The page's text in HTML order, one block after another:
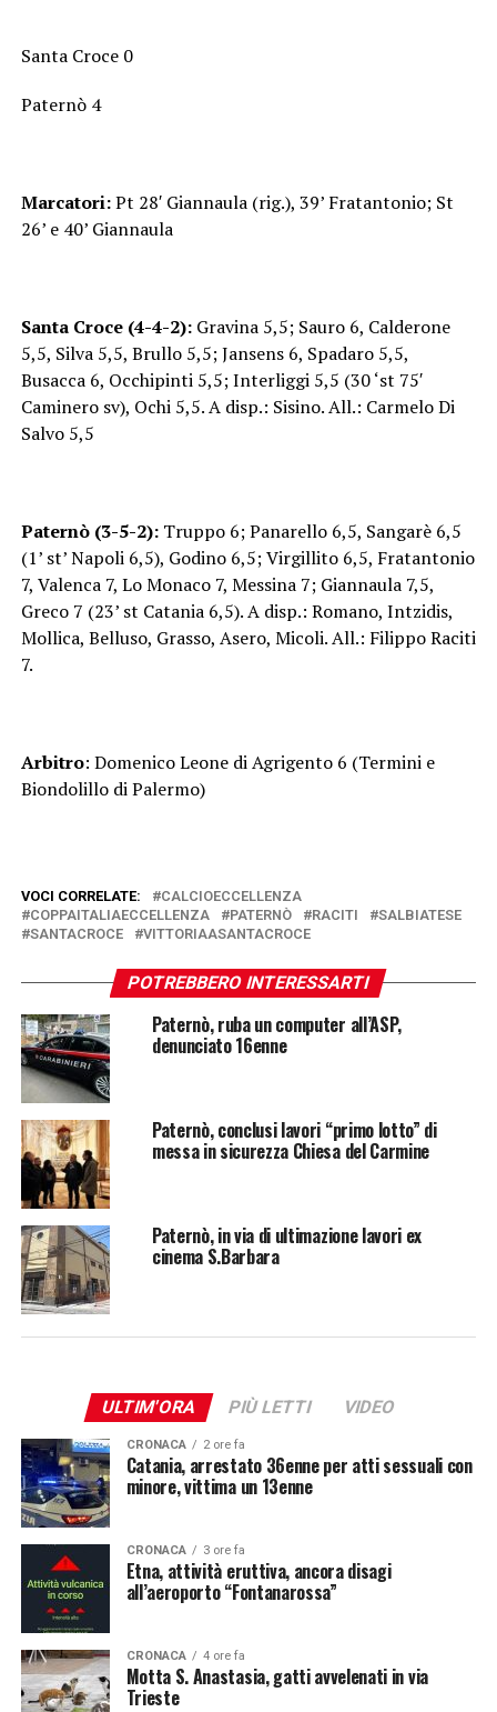
Santa Croce 0
Paternò 4
Marcatori:Pt 28′ Giannaula (rig.), 39’ Fratantonio; St
26’ e 40’ Giannaula
Santa Croce (4-4-2):Gravina 5,5; Sauro 6, Calderone
5,5, Silva 5,5, Brullo 5,5; Jansens 6, Spadaro 5,5,
Busacca 6, Occhipinti 5,5; Interliggi 5,5 (30 ‘st 75′
Caminero sv), Ochi 5,5. A disp.: Sisino. All.: Carmelo Di
Salvo 5,5
Paternò (3-5-2):Truppo 6; Panarello 6,5, Sangarè 6,5
(1’ st’ Napoli 6,5), Godino 6,5; Virgillito 6,5, Fratantonio
7, Valenca 7, Lo Monaco 7, Messina 7; Giannaula 7,5,
Greco 7 (23’ st Catania 6,5). A disp.: Romano, Intzidis,
Mollica, Belluso, Grasso, Asero, Micoli. All.: Filippo Raciti
7.
Arbitro: Domenico Leone di Agrigento 6 (Termini e
Biondolillo di Palermo)
VOCI CORRELATE:
CALCIOECCELLENZA
COPPAITALIAECCELLENZA
PATERNÒ RACITI
SALBIATESE
SANTACROCE
VITTORIAASANTACROCE
POTREBBERO INTERESSARTI
Paternò, ruba un computer all’ASP,
denunciato 16enne
Paternò, conclusi lavori “primo lotto” di
messa in sicurezza Chiesa del Carmine
Paternò, in via di ultimazione lavori ex
cinema S.Barbara
ULTIM'ORA PIÙ LETTI VIDEO
CRONACA 2 ore fa
Catania, arrestato 36enne per atti sessuali con
minore, vittima un 13enne
CRONACA 3 ore fa
Etna, attività eruttiva, ancora disagi
all’aeroporto “Fontanarossa”
CRONACA 4 ore fa
Motta S. Anastasia, gatti avvelenati in via
Trieste